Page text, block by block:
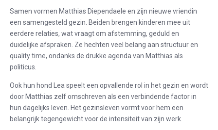
Samen vormen Matthias Diependaele en zijn nieuwe vriendin
een samengesteld gezin. Beiden brengen kinderen mee uit
eerdere relaties, wat vraagt om afstemming, geduld en
duidelijke afspraken. Ze hechten veel belang aan structuur en
quality time, ondanks de drukke agenda van Matthias als
politicus.
Ook hun hond Lea speelt een opvallende rol in het gezin en wordt
door Matthias zelf omschreven als een verbindende factor in
hun dagelijks leven. Het gezinsleven vormt voor hem een
belangrijk tegengewicht voor de intensiteit van zijn werk.